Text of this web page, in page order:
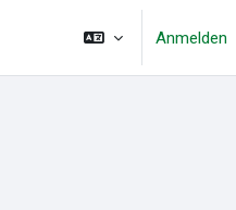
Anmelden